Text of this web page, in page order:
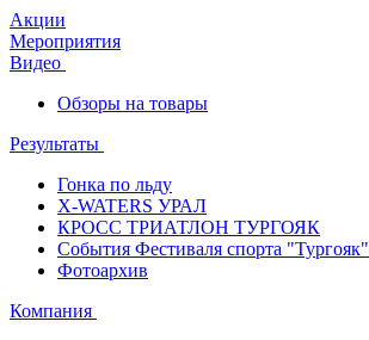
Акции
Мероприятия
Видео
Обзоры на товары
Результаты
Гонка по льду
X-WATERS УРАЛ
КРОСС ТРИАТЛОН ТУРГОЯК
События Фестиваля спорта "Тургояк"
Фотоархив
Компания